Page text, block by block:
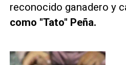
reconocido ganadero y
como "Tato" Peña.